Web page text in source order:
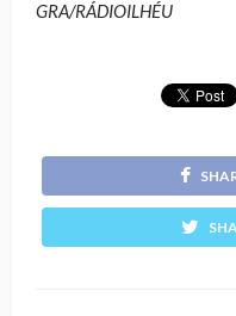
GRA/RÁDIOILHÉU